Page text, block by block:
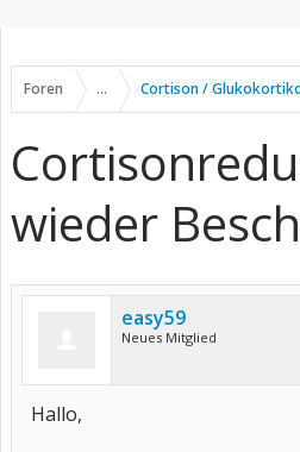
Foren ... Cortison /
wieder
easy59
Neues Mitglied
Hallo,